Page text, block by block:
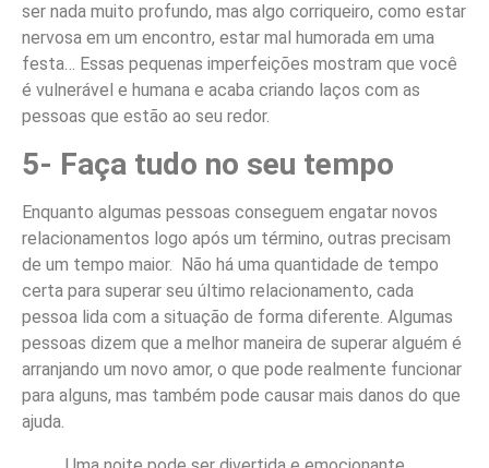
ser nada muito profundo, mas algo corriqueiro, como estar
nervosa em um encontro, estar mal humorada em uma
festa… Essas pequenas imperfeições mostram que você
é vulnerável e humana e acaba criando laços com as
pessoas que estão ao seu redor.
5- Faça tudo no seu tempo
Enquanto algumas pessoas conseguem engatar novos
relacionamentos logo após um término, outras precisam
de um tempo maior. Não há uma quantidade de tempo
certa para superar seu último relacionamento, cada
pessoa lida com a situação de forma diferente. Algumas
pessoas dizem que a melhor maneira de superar alguém é
arranjando um novo amor, o que pode realmente funcionar
para alguns, mas também pode causar mais danos do que
ajuda.